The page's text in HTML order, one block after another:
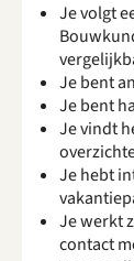
Je volgt
Je bent
Je bent
Je vindt
Je hebt
Je werkt
contact